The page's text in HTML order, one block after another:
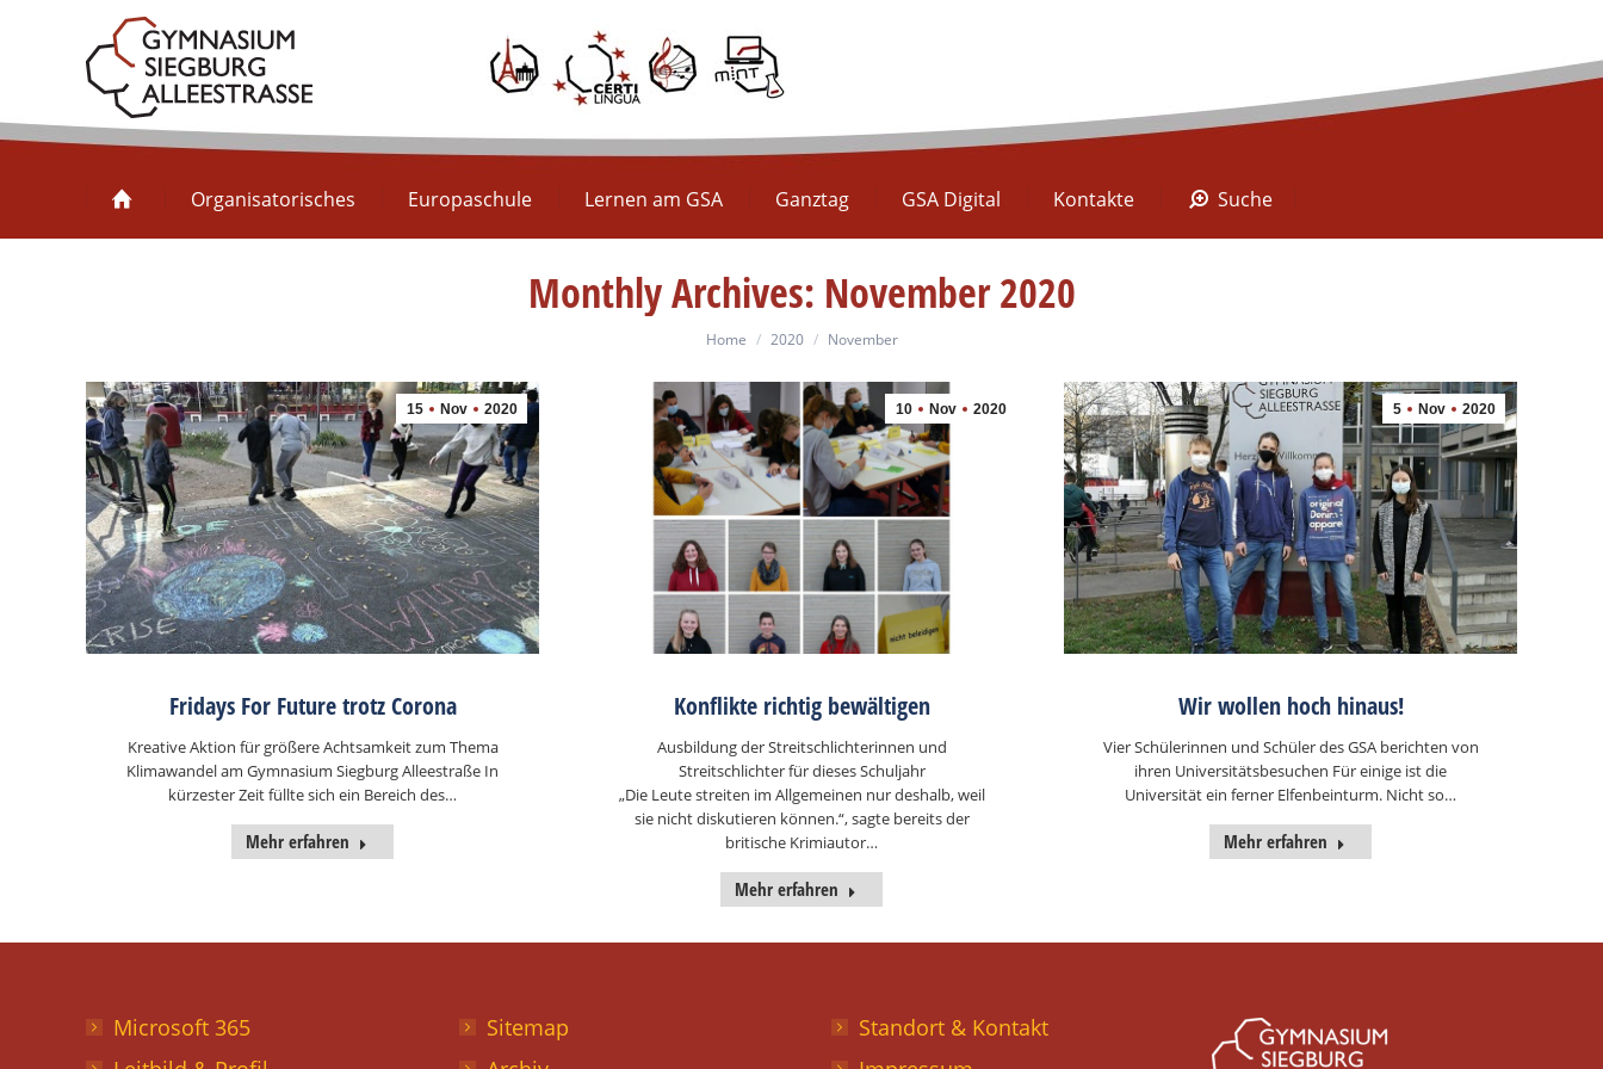
Organisatorisches Europaschule Lernen am GSA Ganztag GSA Digital Kontakte Suche
Monthly Archives: November 2020
You are here:
Home 2020 November
15 Nov 2020
Fridays For Future trotz Corona
Kreative Aktion für größere Achtsamkeit zum Thema
Klimawandel am Gymnasium Siegburg Alleestraße In
kürzester Zeit füllte sich ein Bereich des…
Mehr erfahren
10 Nov 2020
Konflikte richtig bewältigen
Ausbildung der Streitschlichterinnen und
Streitschlichter für dieses Schuljahr
„Die Leute streiten im Allgemeinen nur deshalb, weil
sie nicht diskutieren können.“, sagte bereits der
britische Krimiautor…
Mehr erfahren
5 Nov 2020
Wir wollen hoch hinaus!
Vier Schülerinnen und Schüler des GSA berichten von
ihren Universitätsbesuchen Für einige ist die
Universität ein ferner Elfenbeinturm. Nicht so…
Mehr erfahren
Microsoft 365
Sitemap
Standort & Kontakt
Europaschule Lernen am GSA